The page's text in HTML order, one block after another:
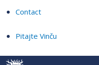
Contact
Pitajte Vinču